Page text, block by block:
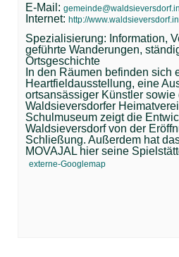
E-Mail:
Internet: http://
Spezialisierung: Information,
geführte Wanderungen,
Ortsgeschichte
In den Räumen befinden sich
Heartfieldausstellung, eine
ortsansässiger Künstler
Waldsieversdorfer
Schulmuseum zeigt die
Waldsieversdorf von der
Schließung. Außerdem hat
MOVAJAL hier seine
externe-Googlemap